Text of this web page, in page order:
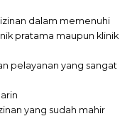
dalam memenuhi
pratama maupun klinik
pelayanan yang sangat
yang sudah mahir